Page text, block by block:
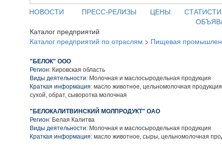
НОВОСТИ ПРЕСС-РЕЛИЗЫ ЦЕНЫ
Каталог предприятий
Каталог предприятий по отраслям > Пищевая
"БЕЛОК" ООО
Регион: Кировская область
Виды деятельности: Молочная и маслосыродельная продукция
Краткая информация: масло животное, цельномолочная
сухой, обрат, сыворотка молочная
"БЕЛОКАЛИТВИНСКИЙ МОЛПРОДУКТ" ОАО
Регион: Белая Калитва
Виды деятельности: Молочная и маслосыродельная продукция
Краткая информация: масло животное, сыры, цельномолочная